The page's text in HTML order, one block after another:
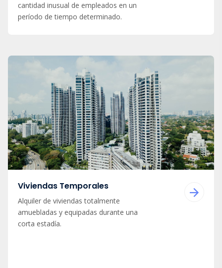
cantidad inusual de empleados en un
período de tiempo determinado.
Viviendas Temporales
Alquiler de viviendas totalmente
amuebladas y equipadas durante una
corta estadía.